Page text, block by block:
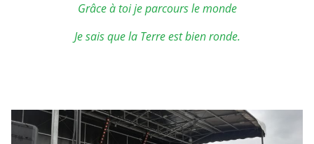
Grâce à toi je parcours le monde
Je sais que la Terre est bien ronde.